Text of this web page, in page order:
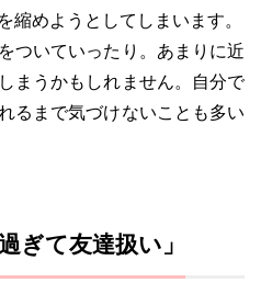
縮めようとしてしまいます。
ついていったり。あまりに近
まうかもしれません。自分で
るまで気づけないことも多い
ぎて友達扱い」